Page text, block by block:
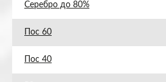
Серебро до 80%
Пос 60
Пос 40